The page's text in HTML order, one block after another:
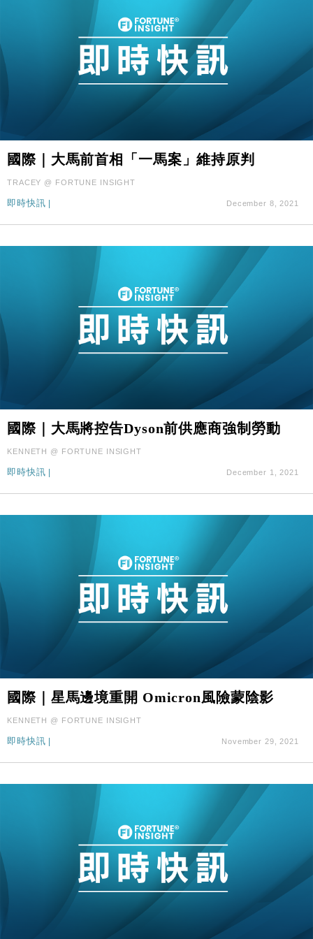
國際｜大馬前首相「一馬案」維持原判
TRACEY @ FORTUNE INSIGHT
即時快訊 | December 8, 2021
國際｜大馬將控告Dyson前供應商強制勞動
KENNETH @ FORTUNE INSIGHT
即時快訊 | December 1, 2021
國際｜星馬邊境重開 Omicron風險蒙陰影
KENNETH @ FORTUNE INSIGHT
即時快訊 November 29, 2021